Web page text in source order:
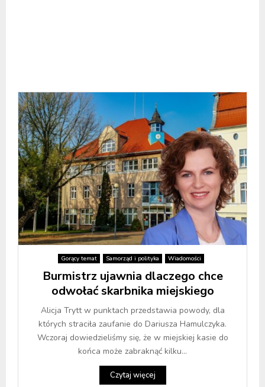
Gorący temat Samorząd i polityka Wiadomości
Burmistrz ujawnia dlaczego chce
odwołać skarbnika miejskiego
Alicja Trytt w punktach przedstawia powody, dla
których straciła zaufanie do Dariusza Hamulczyka.
Wczoraj dowiedzieliśmy się, że w miejskiej kasie do
końca może zabraknąć kilku...
Czytaj więcej